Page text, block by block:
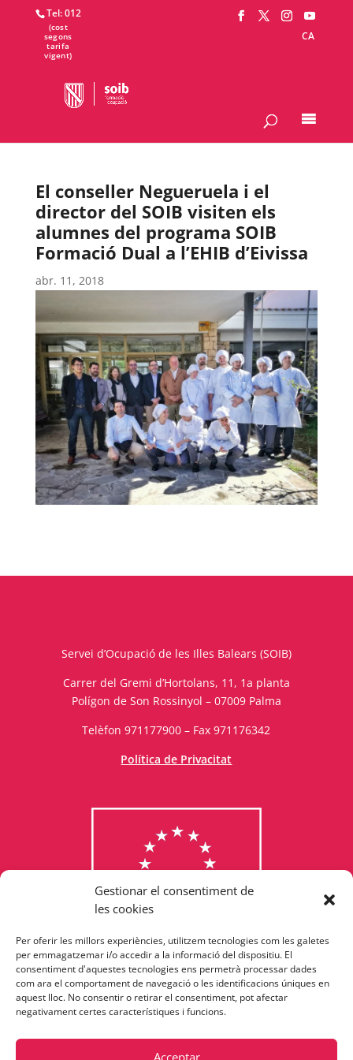
Gestionar el consentiment de
les cookies
Per oferir les millors experiències, utilitzem tecnologies com les galetes
per emmagatzemar i/o accedir a la informació del dispositiu. El
consentiment d'aquestes tecnologies ens permetrà processar dades
com ara el comportament de navegació o les identificacions úniques en
aquest lloc. No consentir o retirar el consentiment, pot afectar
negativament certes característiques i funcions.
Acceptar
Tel: 012
CA
El conseller Negueruela i el
director del SOIB visiten els
alumnes del programa SOIB
Formació Dual a l’EHIB d’Eivissa
abr. 11, 2018
Consulta els programes
finançats per la Unió Europea
Servei d’Ocupació de les Illes Balears (SOIB)
Carrer del Gremi d’Hortolans, 11, 1a planta
Polígon de Son Rossinyol – 07009 Palma
Telèfon 971177900 – Fax 971176342
Política de Privacitat